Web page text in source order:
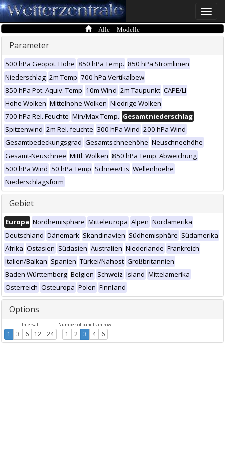
Toggle
Alle Modelle
Parameter
500 hPa Geopot. Höhe 850 hPa Temp. 850 hPa Stromlinien
Niederschlag 2m Temp 700 hPa Vertikalbew
850 hPa Pot. Äquiv. Temp 10m Wind 2m Taupunkt CAPE/LI
Hohe Wolken Mittelhohe Wolken Niedrige Wolken
700 hPa Rel. Feuchte Min/Max Temp. Gesamtniederschlag
Spitzenwind 2m Rel. feuchte 300 hPa Wind 200 hPa Wind
Gesamtbedeckungsgrad Gesamtschneehöhe Neuschneehöhe
Gesamt-Neuschnee Mittl. Wolken 850 hPa Temp. Abweichung
500 hPa Wind 50 hPa Temp Schnee/Eis Wellenhoehe
Niederschlagsform
Gebiet
Europa Nordhemisphäre Mitteleuropa Alpen Nordamerika
Deutschland Dänemark Skandinavien Südhemisphäre Südamerika
Afrika Ostasien Südasien Australien Niederlande Frankreich
Italien/Balkan Spanien Türkei/Nahost Großbritannien
Baden Württemberg Belgien Schweiz Island Mittelamerika
Österreich Osteuropa Polen Finnland
Options
Intervall
1 3 6 12 24
Number of panels in row
1 2 3 4 6